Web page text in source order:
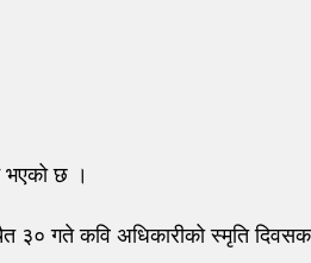
भएको छ ।
३० गते कवि अधिकारीको स्मृति